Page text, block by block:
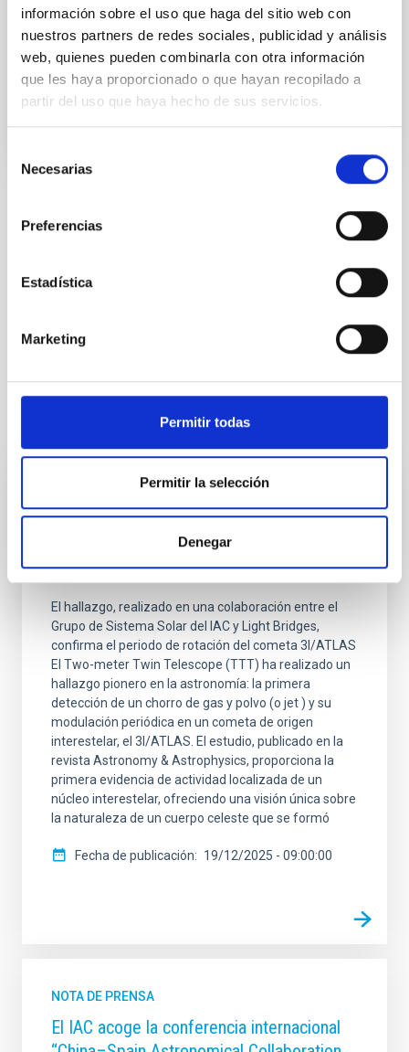
información sobre el uso que haga del sitio web con
nuestros partners de redes sociales, publicidad y análisis
web, quienes pueden combinarla con otra información
que les haya proporcionado o que hayan recopilado a
partir del uso que haya hecho de sus servicios.
Necesarias
Preferencias
Estadística
Marketing
Permitir todas
Permitir la selección
Denegar
Asensio Ramos, descubre por qué las ondas
magnéticas del interior del Sol se fortalecen y crecen
Fecha de publicación 02/12/2019
TIPO DE NOTICIA
Filamentos solares
Otras noticias relacionadas
Teide detecta el primer "jet" periódico y
oscilante en un cometa interestelar
El hallazgo, realizado en una colaboración entre el
Grupo de Sistema Solar del IAC y Light Bridges,
confirma el periodo de rotación del cometa 3I/ATLAS
El Two-meter Twin Telescope (TTT) ha realizado un
hallazgo pionero en la astronomía: la primera
detección de un chorro de gas y polvo (o jet ) y su
modulación periódica en un cometa de origen
interestelar, el 3I/ATLAS. El estudio, publicado en la
revista Astronomy & Astrophysics, proporciona la
primera evidencia de actividad localizada de un
núcleo interestelar, ofreciendo una visión única sobre
la naturaleza de un cuerpo celeste que se formó
Fecha de publicación 19/12/2025 - 09:00:00
NOTA DE PRENSA
El IAC acoge la conferencia internacional